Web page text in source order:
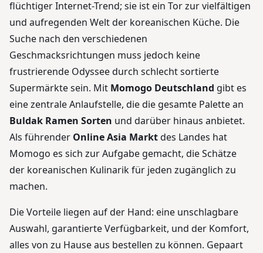
flüchtiger Internet-Trend; sie ist ein Tor zur vielfältigen
und aufregenden Welt der koreanischen Küche. Die
Suche nach den verschiedenen
Geschmacksrichtungen muss jedoch keine
frustrierende Odyssee durch schlecht sortierte
Supermärkte sein. Mit Momogo Deutschland gibt es
eine zentrale Anlaufstelle, die die gesamte Palette an
Buldak Ramen Sorten und darüber hinaus anbietet.
Als führender Online Asia Marktdes Landes hat
Momogo es sich zur Aufgabe gemacht, die Schätze
der koreanischen Kulinarik für jeden zugänglich zu
machen.
Die Vorteile liegen auf der Hand: eine unschlagbare
Auswahl, garantierte Verfügbarkeit, und der Komfort,
alles von zu Hause aus bestellen zu können. Gepaart